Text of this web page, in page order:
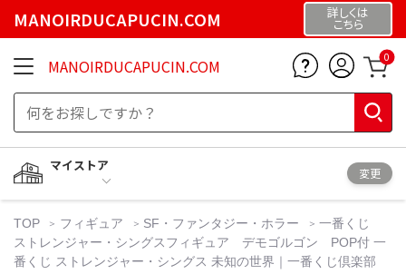
MANOIRDUCAPUCIN.COM 詳しくは
こちら
MANOIRDUCAPUCIN.COM 0
マイストア
変更
TOP フィギュア SF・ファンタジー・ホラー
一番くじ
ストレンジャー・シングスフィギュア デモゴルゴン POP付 一
番くじ ストレンジャー・シングス 未知の世界｜一番くじ倶楽部